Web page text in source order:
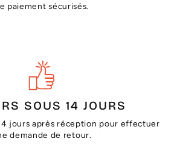
paiement sécurisés.
SOUS 14 JOURS
jours après réception pour effectuer
demande de retour.